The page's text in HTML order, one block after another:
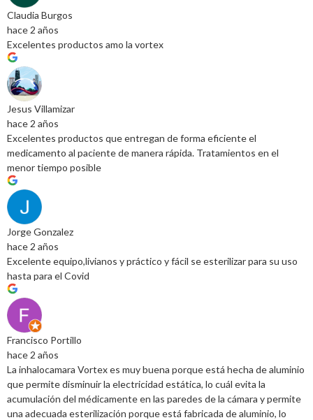
Claudia Burgos
hace 2 años
Excelentes productos amo la vortex
Jesus Villamizar
hace 2 años
Excelentes productos que entregan de forma eficiente el
medicamento al paciente de manera rápida. Tratamientos en el
menor tiempo posible
Jorge Gonzalez
hace 2 años
Excelente equipo,livianos y práctico y fácil se esterilizar para su uso
hasta para el Covid
Francisco Portillo
hace 2 años
La inhalocamara Vortex es muy buena porque está hecha de aluminio
que permite disminuir la electricidad estática, lo cuál evita la
acumulación del médicamente en las paredes de la cámara y permite
una adecuada esterilización porque está fabricada de aluminio, lo